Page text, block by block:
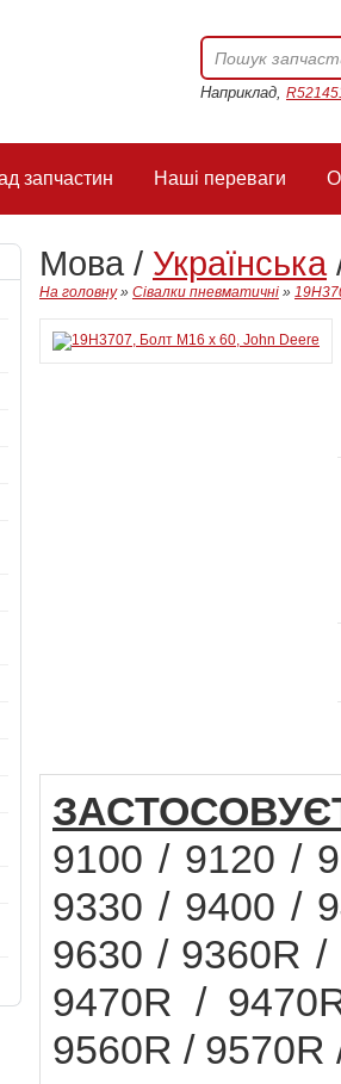
Наприклад,
запчастин Наші переваги
Мова / Українська
На головну» Сівалки пневматичні »
9100 / 9120 /
9330 / 9400 /
9630 / 9360R
9470R /
9560R / 9570R